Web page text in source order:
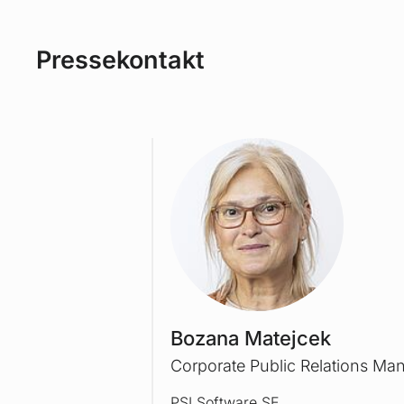
Pressekontakt
BOZAN
Bozana Matejcek
Corporate Public Relations